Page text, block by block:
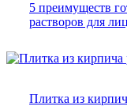
5 преимуществ
растворов для
Плитка из